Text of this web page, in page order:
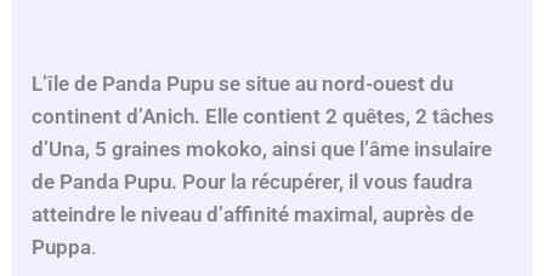
L’île de Panda Pupu se situe au nord-ouest du
continent d’Anich. Elle contient 2 quêtes, 2 tâches
d’Una, 5 graines mokoko, ainsi que l’âme insulaire
de Panda Pupu. Pour la récupérer, il vous faudra
atteindre le niveau d’affinité maximal, auprès de
Puppa.